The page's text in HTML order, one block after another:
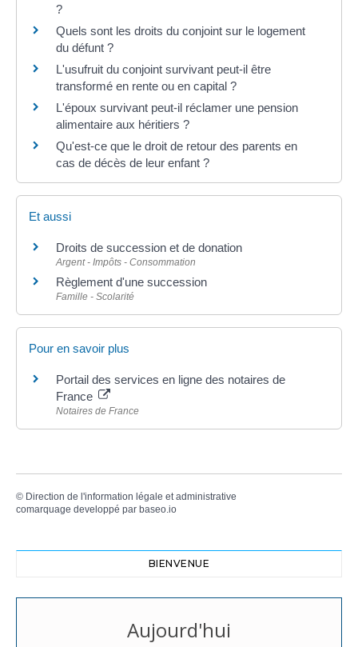
?
Quels sont les droits du conjoint sur le logement
du défunt ?
L'usufruit du conjoint survivant peut-il être
transformé en rente ou en capital ?
L'époux survivant peut-il réclamer une pension
alimentaire aux héritiers ?
Qu'est-ce que le droit de retour des parents en
cas de décès de leur enfant ?
Et aussi
Droits de succession et de donation
Argent - Impôts - Consommation
Règlement d'une succession
Famille - Scolarité
Pour en savoir plus
Portail des services en ligne des notaires de
France
Notaires de France
© Direction de l'information légale et administrative
comarquage developpé par baseo.io
BIENVENUE
Aujourd'hui